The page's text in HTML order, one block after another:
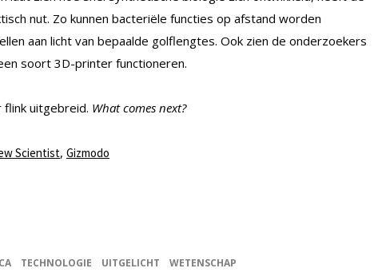
nut. Zo kunnen bacteriële functies op afstand worden
aan licht van bepaalde golflengtes. Ook zien de onderzoekers
soort 3D-printer functioneren.
uitgebreid. What comes next?
Scientist, Gizmodo
TECHNOLOGIE UITGELICHT WETENSCHAP